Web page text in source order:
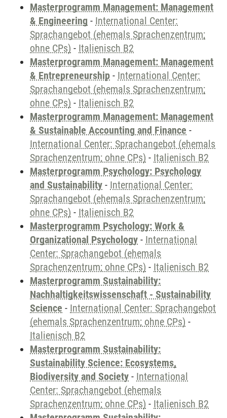
Masterprogramm Management: Management
& Engineering - International Center:
Sprachangebot (ehemals Sprachenzentrum;
ohne CPs) - Italienisch B2
Masterprogramm Management: Management
& Entrepreneurship - International Center:
Sprachangebot (ehemals Sprachenzentrum;
ohne CPs) - Italienisch B2
Masterprogramm Management: Management
& Sustainable Accounting and Finance -
International Center: Sprachangebot (ehemals
Sprachenzentrum; ohne CPs) - Italienisch B2
Masterprogramm Psychology: Psychology
and Sustainability - International Center:
Sprachangebot (ehemals Sprachenzentrum;
ohne CPs) - Italienisch B2
Masterprogramm Psychology: Work &
Organizational Psychology - International
Center: Sprachangebot (ehemals
Sprachenzentrum; ohne CPs) - Italienisch B2
Masterprogramm Sustainability:
Nachhaltigkeitswissenschaft - Sustainability
Science - International Center: Sprachangebot
(ehemals Sprachenzentrum; ohne CPs) -
Italienisch B2
Masterprogramm Sustainability:
Sustainability Science: Ecosystems,
Biodiversity and Society - International
Center: Sprachangebot (ehemals
Sprachenzentrum; ohne CPs) - Italienisch B2